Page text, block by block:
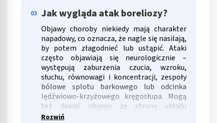
03 Jak wygląda atak boreliozy?
Objawy choroby niekiedy mają charakter
napadowy, co oznacza, że nagle się nasilają,
by potem złagodnieć lub ustąpić. Ataki
często objawiają się neurologicznie –
występują zaburzenia czucia, wzroku,
słuchu, równowagi i koncentracji, zespoły
bólowe splotu barkowego lub odcinka
lędźwiowo-krzyżowego kręgosłupa. Mogą
też dawać objawy ze strony układu
krwionośnego (zaburzenia rytmu serca) lub
Rozwiń